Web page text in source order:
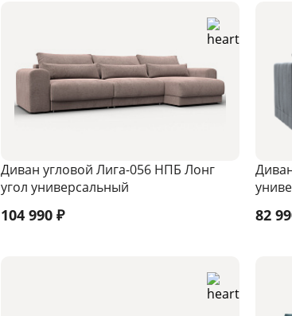
Диван угловой Лига-056 НПБ Лонг
угол универсальный
104 990 ₽ 82